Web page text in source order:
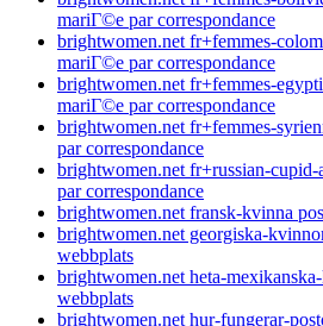
mariГ©e par correspondance
brightwomen.net fr+femmes-
mariГ©e par correspondance
brightwomen.net fr+femmes-
mariГ©e par correspondance
brightwomen.net fr+femmes-
par correspondance
brightwomen.net fr+russian-
par correspondance
brightwomen.net fransk-kvinna
brightwomen.net georgiska-
webbplats
brightwomen.net heta-
webbplats
brightwomen.net hur-fungerar-